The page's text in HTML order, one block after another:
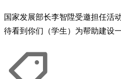
国家发展部长李智陞受邀担任活
待看到你们（学生）为帮助建设